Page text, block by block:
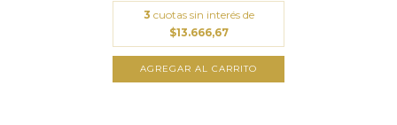
3 cuotas sin interés de
$13.666,67